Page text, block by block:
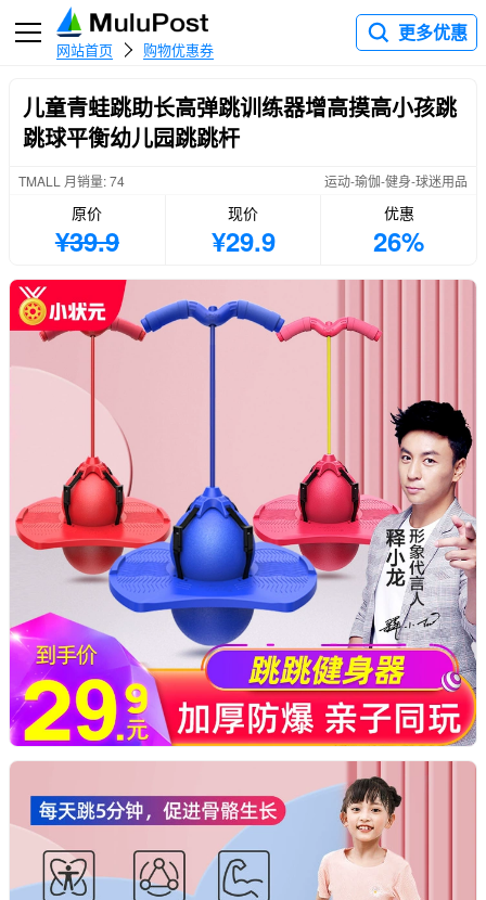
网站首页 购物优惠券
更多优惠
儿童青蛙跳助长高弹跳训练器增高摸高小孩跳
跳球平衡幼儿园跳跳杆
TMALL 月销量: 74 运动-瑜伽-健身-球迷用品
原价
¥39.9
现价
¥29.9
优惠
26%